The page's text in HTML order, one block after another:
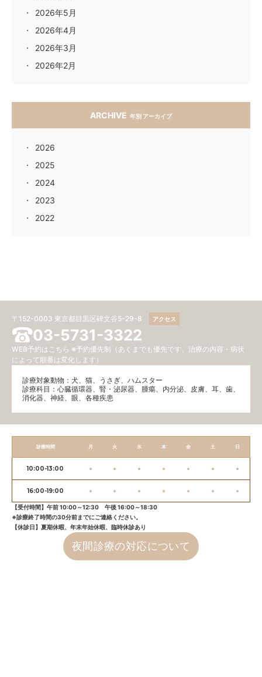
2026年5月
2026年4月
2026年3月
2026年2月
ARCHIVE 年別 アーカイブ
2026
2025
2024
2023
2022
〒152-0003 東京都目黒区碑文谷5-29-8 アクセス
03-5731-3322
WEB予約はこちら ※予約優先制（あくまでも優先です、治療の内容・病状
によって順番は変化します）
診療対象動物：犬、猫、うさぎ、ハムスター
診療科目：⼼臓循環器、腎・泌尿器、腫瘍、内分泌、⽪膚、耳、歯、
消化器、神経、眼、各種疾患
診療時間 月 火 水 木 金 土 日
10:00-13:00 ● ● ● ● ● ● ●
16:00-19:00 ● ● ● ● ● ● ●
【受付時間】午前 10:00～12:30 午後 16:00～18:30
※診療終了時間の30分前までにご連絡ください。
【休診日】夏期休暇、年末年始休暇、臨時休診あり
夜間診療の対応について